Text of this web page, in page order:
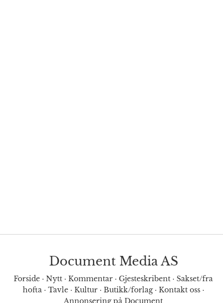
Document Media AS
Forside · Nytt · Kommentar · Gjesteskribent · Sakset/fra
hofta· Tavle· Kultur· Butikk/forlag· Kontakt oss·